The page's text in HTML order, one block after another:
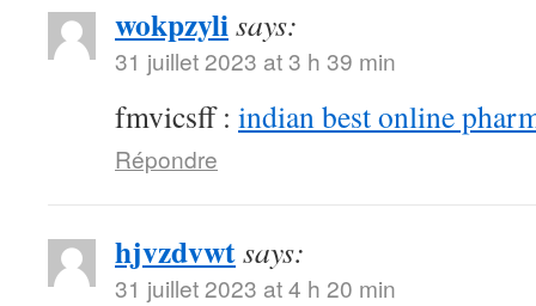
wokpzylisays:
31 juillet 2023 at 3 h 39 min
fmvicsff : indian best online
Répondre
hjvzdvwtsays:
31 juillet 2023 at 4 h 20 min